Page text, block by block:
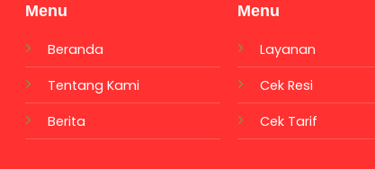
Menu
Beranda
Tentang Kami
Berita
Menu
Layanan
Cek Resi
Cek Tarif